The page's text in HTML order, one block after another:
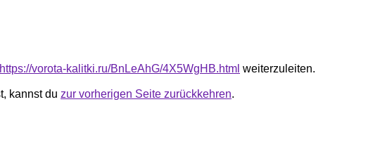
https://vorota-kalitki.ru/BnLeAhG/4X5WgHB.html weiterzuleiten.
kannst du zur vorherigen Seite zurückkehren.